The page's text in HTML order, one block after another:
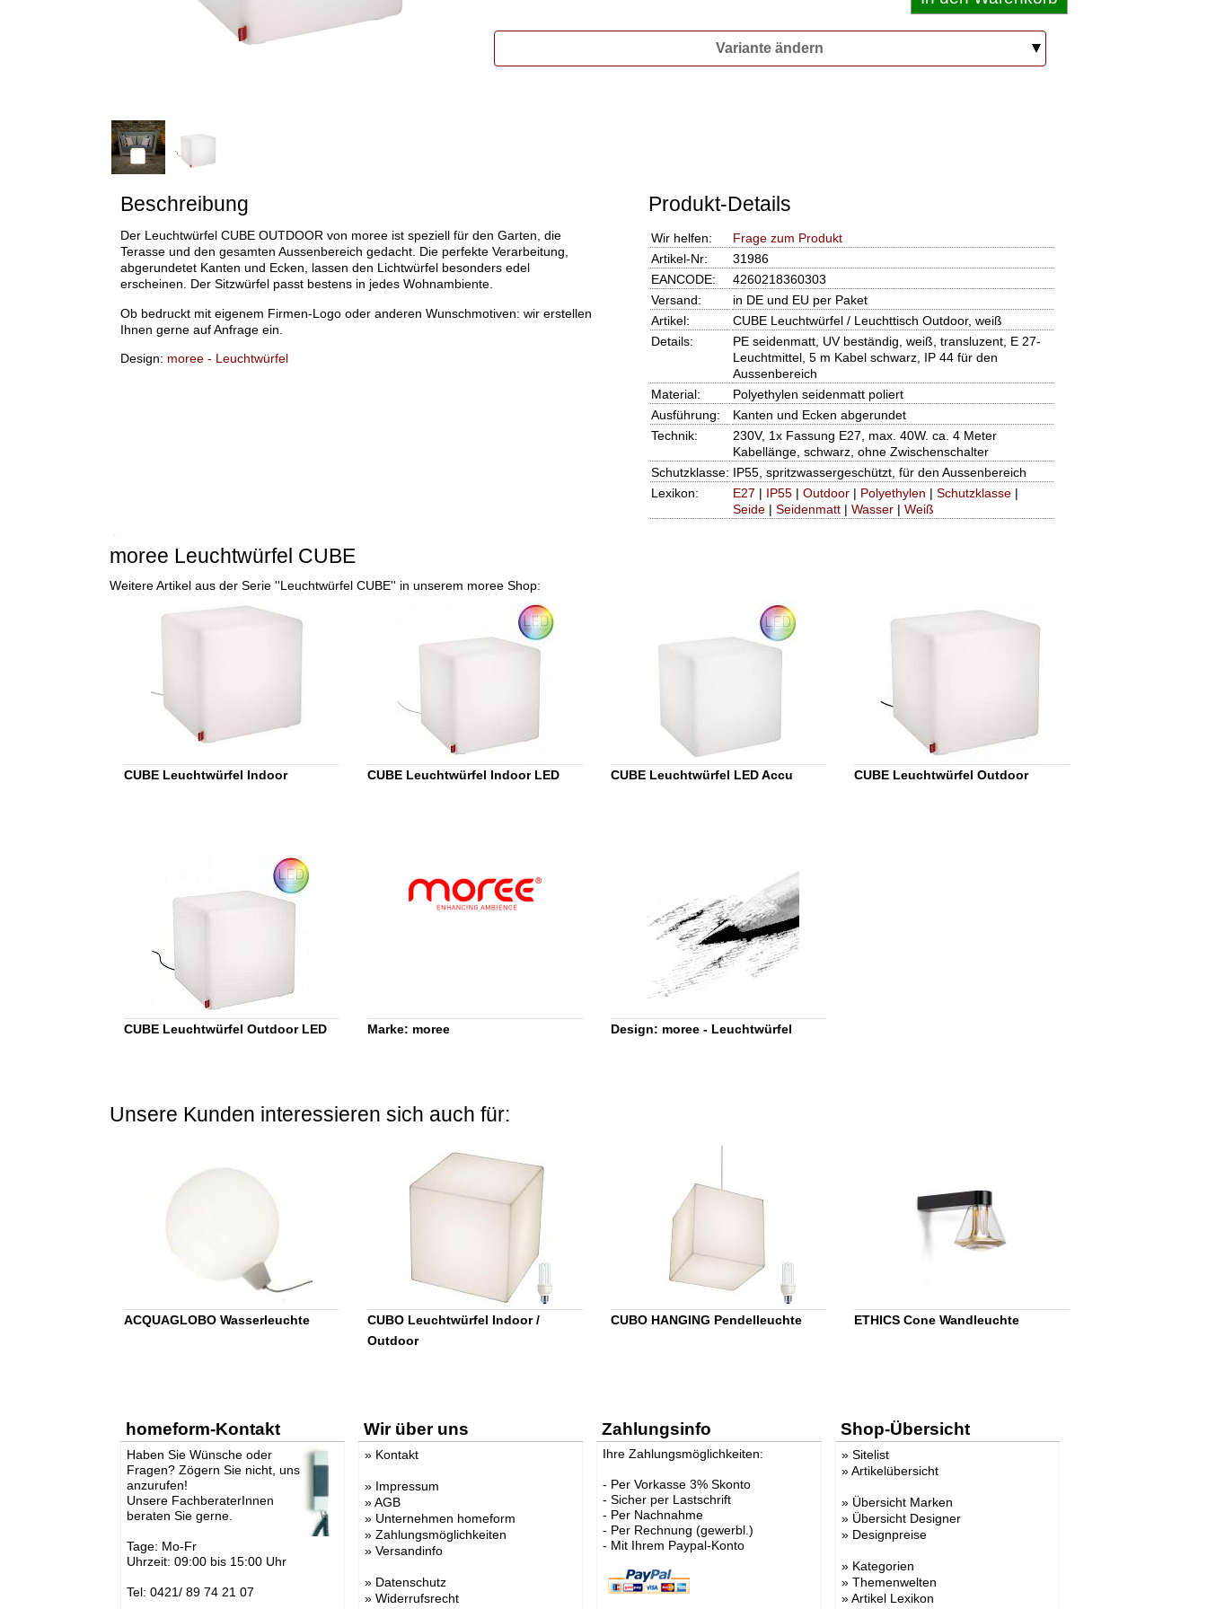
Variante ändern
Beschreibung
Der Leuchtwürfel CUBE OUTDOOR von moree ist speziell für den Garten, die
Terasse und den gesamten Aussenbereich gedacht. Die perfekte Verarbeitung,
abgerundetet Kanten und Ecken, lassen den Lichtwürfel besonders edel
erscheinen. Der Sitzwürfel passt bestens in jedes Wohnambiente.
Ob bedruckt mit eigenem Firmen-Logo oder anderen Wunschmotiven: wir erstellen
Ihnen gerne auf Anfrage ein.
Design: moree - Leuchtwürfel
Produkt-Details
Wir helfen:
Frage zum Produkt
Artikel-Nr:
31986
EANCODE:
4260218360303
Versand:
in DE und EU per Paket
Artikel:
CUBE Leuchtwürfel / Leuchttisch Outdoor, weiß
Details:
PE seidenmatt, UV beständig, weiß, transluzent, E 27-
Leuchtmittel, 5 m Kabel schwarz, IP 44 für den
Aussenbereich
Material:
Polyethylen seidenmatt poliert
Ausführung:
Kanten und Ecken abgerundet
Technik:
230V, 1x Fassung E27, max. 40W. ca. 4 Meter
Kabellänge, schwarz, ohne Zwischenschalter
Schutzklasse: IP55, spritzwassergeschützt, für den Aussenbereich
Lexikon:
E27 | IP55| Outdoor| Polyethylen | Schutzklasse|
Seide| Seidenmatt| Wasser| Weiß
moree Leuchtwürfel CUBE
Weitere Artikel aus der Serie ''Leuchtwürfel CUBE'' in unserem moree Shop:
CUBE Leuchtwürfel Indoor CUBE Leuchtwürfel Indoor LED CUBE Leuchtwürfel LED Accu CUBE Leuchtwürfel Outdoor
CUBE Leuchtwürfel Outdoor LED Marke: moree Design: moree - Leuchtwürfel
Unsere Kunden interessieren sich auch für:
ACQUAGLOBO Wasserleuchte
CUBO Leuchtwürfel Indoor /
Outdoor
CUBO HANGING Pendelleuchte ETHICS Cone Wandleuchte
homeform-Kontakt
Haben Sie Wünsche oder
Fragen? Zögern Sie nicht, uns
anzurufen!
Unsere FachberaterInnen
beraten Sie gerne.
Tage: Mo-Fr
Uhrzeit: 09:00 bis 15:00 Uhr
Tel: 0421/ 89 74 21 07
Wir über uns
» Kontakt
» Impressum
»AGB
» Unternehmen homeform
» Zahlungsmöglichkeiten
» Versandinfo
» Datenschutz
» Widerrufsrecht
Zahlungsinfo
Ihre Zahlungsmöglichkeiten:
- Per Vorkasse 3% Skonto
- Sicher per Lastschrift
- Per Nachnahme
- Per Rechnung (gewerbl.)
- Mit Ihrem Paypal-Konto
Shop-Übersicht
» Sitelist
»Artikelübersicht
» Übersicht Marken
» Übersicht Designer
» Designpreise
» Kategorien
» Themenwelten
»Artikel Lexikon